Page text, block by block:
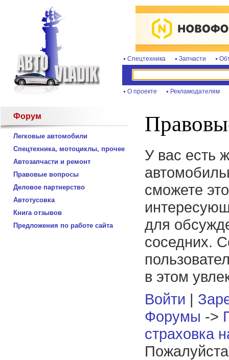
Спецтехника Запчасти
О проекте Рекламодателям
Форум
Легковые автомобили
Спецтехника, мотоциклы, прочее
Автозапчасти и ремонт
Правовые вопросы
Деловое партнерство
Автотусовка
Книга отзывов
Предложения по работе сайта
У вас есть
сможете
для
соседних.
в этом
Войти |
Форумы ->
страховка